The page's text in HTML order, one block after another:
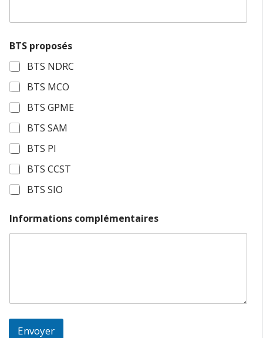
è
e
'
é
c
o
l
e
BTS proposés
BTS NDRC
BTS MCO
BTS GPME
BTS SAM
BTS PI
BTS CCST
BTS SIO
Informations complémentaires
Envoyer